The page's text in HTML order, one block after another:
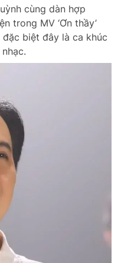
cùng dàn hợp
trong MV ‘Ơn thầy’
biệt đây là ca khúc